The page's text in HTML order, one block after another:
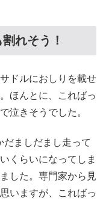
れそう！
ドルにおしりを載せ
ほんとに、こればっ
泣きそうでした。
だましだまし走って
くらいになってしま
した。専門家から見
いますが、こればっ